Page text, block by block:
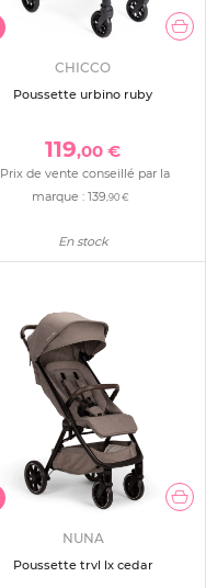
CHICCO
Poussette urbino ruby
119,00 €
Prix de vente conseillé par la
marque :139,90 €
En stock
NUNA
Poussette trvl lx cedar